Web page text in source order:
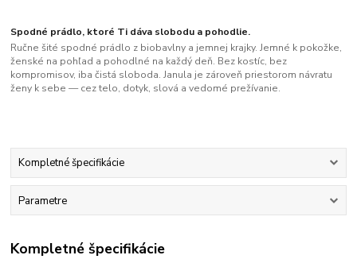
Spodné prádlo, ktoré Ti dáva slobodu a pohodlie.
Ručne šité spodné prádlo z biobavlny a jemnej krajky. Jemné k pokožke,
ženské na pohľad a pohodlné na každý deň. Bez kostíc, bez
kompromisov, iba čistá sloboda. Janula je zároveň priestorom návratu
ženy k sebe — cez telo, dotyk, slová a vedomé prežívanie.
Kompletné špecifikácie
Parametre
Kompletné špecifikácie